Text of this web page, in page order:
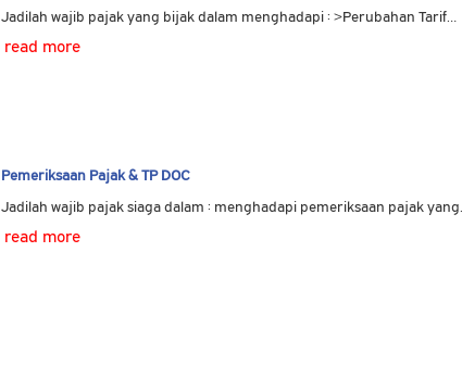
Jadilah wajib pajak yang bijak dalam menghadapi : >Perubahan Tarif…
read more
Pemeriksaan Pajak & TP DOC
Jadilah wajib pajak siaga dalam : menghadapi pemeriksaan pajak yang…
read more